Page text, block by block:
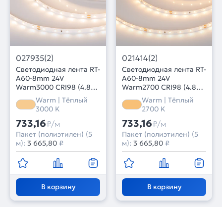
027935(2)
Светодиодная лента RT-
A60-8mm 24V
Warm3000 CRI98 (4.8
W/m, IP20, 2835, 5m)
(Arlight, Открытый)
Warm | Тёплый
3000 K
733,16₽/м
Пакет (полиэтилен) (5
м): 3 665,80 ₽
В корзину
021414(2)
Светодиодная лента RT-
A60-8mm 24V
Warm2700 CRI98 (4.8
W/m, IP20, 2835, 5m)
(Arlight, 4.8 Вт/м, IP20)
Warm | Тёплый
2700 K
733,16₽/м
Пакет (полиэтилен) (5
м): 3 665,80 ₽
В корзину